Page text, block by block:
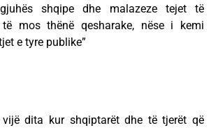
shqipe dhe malazeze tejet të
mos thënë qesharake, nëse i kemi
e tyre publike”
dita kur shqiptarët dhe të tjerët që